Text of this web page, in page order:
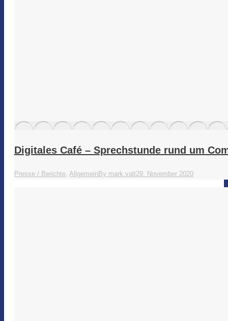
Digitales Café – Sprechstunde rund um
Presse / Berichte, AllgemeinBy mark.valt29. November 2020